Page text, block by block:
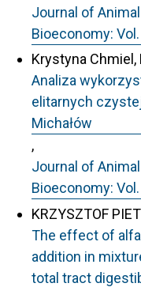
Journal of
Bioeconomy:
Krystyna
Analiza
elitarnych
Michałów
,
Journal of
Bioeconomy:
KRZYSZTOF
The effect of
addition in
total tract